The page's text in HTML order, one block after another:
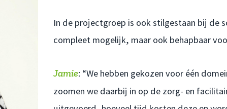
In de projectgroep is ook stilgestaan bij de
compleet mogelijk, maar ook behapbaar
Jamie: “We hebben gekozen voor één
zoomen we daarbij in op de zorg- en